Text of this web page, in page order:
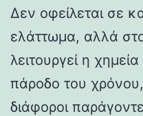
Δεν οφείλεται σε
ελάττωμα, αλλά
λειτουργεί η
πάροδο του
διάφοροι